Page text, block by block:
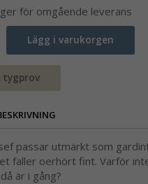
för omgående leverans
Lägg i varukorgen
tygprov
passar utmärkt som
faller oerhört fint. Varför
är i gång?